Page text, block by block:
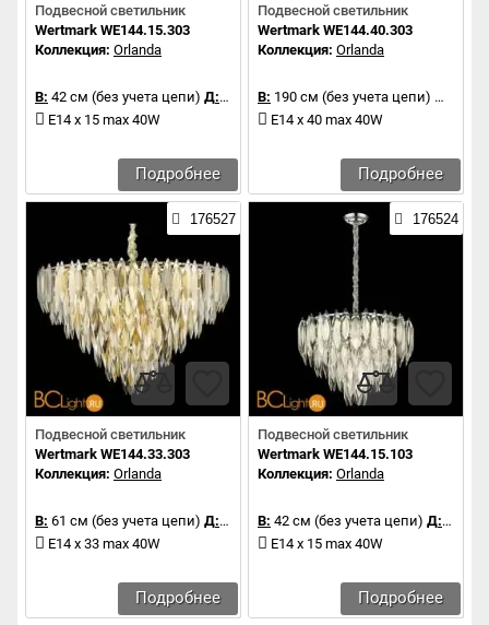
Подвесной светильник
Wertmark WE144.15.303
Коллекция: Orlanda
В: 42 см (без учета цепи) Д:60 см
E14 x 15 max 40W
Подробнее
Подвесной светильник
Wertmark WE144.40.303
Коллекция: Orlanda
В: 190 см (без учета цепи) Д:
E14 x 40 max 40W
Подробнее
176527
Подвесной светильник
Wertmark WE144.33.303
Коллекция: Orlanda
В: 61 см (без учета цепи) Д:95 см
E14 x 33 max 40W
Подробнее
176524
Подвесной светильник
Wertmark WE144.15.103
Коллекция: Orlanda
В: 42 см (без учета цепи) Д:60 см
E14 x 15 max 40W
Подробнее